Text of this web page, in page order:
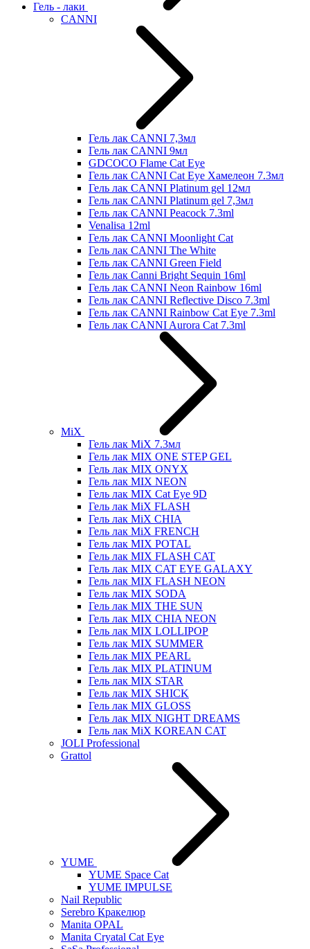
Гель - лаки
CANNI
Гель лак CANNI 7,3мл
Гель лак CANNI 9мл
GDCOCO Flame Cat Eye
Гель лак CANNI Cat Eye Хамелеон 7.3мл
Гель лак CANNI Platinum gel 12мл
Гель лак CANNI Platinum gel 7,3мл
Гель лак CANNI Peacock 7.3ml
Venalisa 12ml
Гель лак CANNI Moonlight Cat
Гель лак CANNI The White
Гель лак CANNI Green Field
Гель лак Canni Bright Sequin 16ml
Гель лак CANNI Neon Rainbow 16ml
Гель лак CANNI Reflective Disco 7.3ml
Гель лак CANNI Rainbow Cat Eye 7.3ml
Гель лак CANNI Aurora Cat 7.3ml
MiX
Гель лак MiX 7.3мл
Гель лак MIX ONE STEP GEL
Гель лак MIX ONYX
Гель лак MIX NEON
Гель лак MIX Cat Eye 9D
Гель лак MiX FLASH
Гель лак MiX CHIA
Гель лак MiX FRENCH
Гель лак MIX POTAL
Гель лак MIX FLASH CAT
Гель лак MIX CAT EYE GALAXY
Гель лак MIX FLASH NEON
Гель лак MIX SODA
Гель лак MIX THE SUN
Гель лак MIX CHIA NEON
Гель лак MIX LOLLIPOP
Гель лак MIX SUMMER
Гель лак MIX PEARL
Гель лак MIX PLATINUM
Гель лак MIX STAR
Гель лак MIX SHICK
Гель лак MIX GLOSS
Гель лак MIX NIGHT DREAMS
Гель лак MiX KOREAN CAT
JOLI Professional
Grattol
YUME
YUME Space Cat
YUME IMPULSE
Nail Republic
Serebro Кракелюр
Manita OPAL
Manita Cryatal Cat Eye